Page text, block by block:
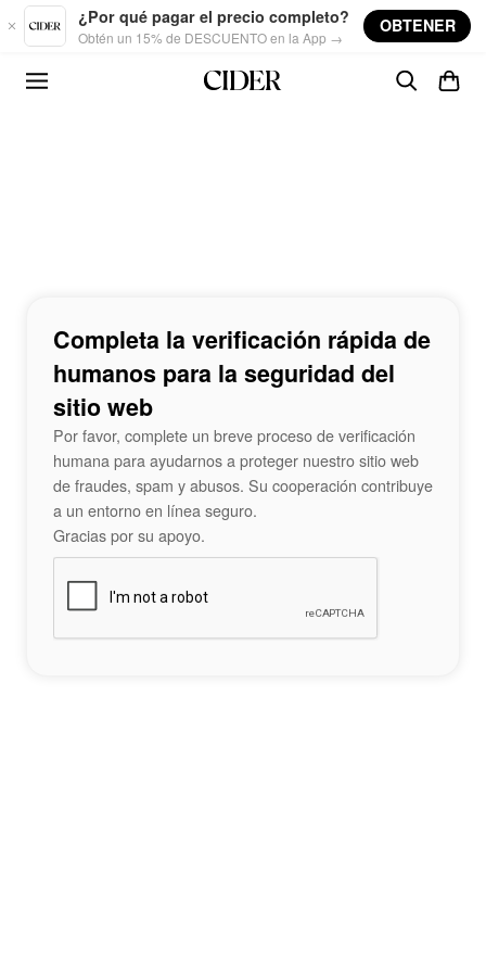
Skip to main content
¿Por qué pagar el precio completo?
Obtén un 15% de DESCUENTO en la App →
OBTENER
Completa la verificación rápida de
humanos para la seguridad del
sitio web
Por favor, complete un breve proceso de verificación
humana para ayudarnos a proteger nuestro sitio web
de fraudes, spam y abusos. Su cooperación contribuye
a un entorno en línea seguro.
Gracias por su apoyo.